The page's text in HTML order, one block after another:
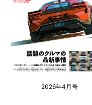
2026年4月号